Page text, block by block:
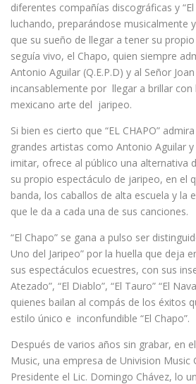
diferentes compañías discográficas y “El
luchando, preparándose musicalmente
que su sueño de llegar a tener su
seguía vivo, el Chapo, quien siempre
Antonio Aguilar (Q.E.P.D) y al Señor
incansablemente por llegar a brillar con
mexicano arte del jaripeo.
Si bien es cierto que “EL CHAPO”
grandes artistas como Antonio Aguilar y
imitar, ofrece al público una alternativa
su propio espectáculo de jaripeo, en el
banda, los caballos de alta escuela y la
que le da a cada una de sus canciones.
“El Chapo” se gana a pulso ser
Uno del Jaripeo” por la huella que deja
sus espectáculos ecuestres, con sus
Atezado”, “El Diablo”, “El Tauro” “El
quienes bailan al compás de los éxitos
estilo único e inconfundible “El Chapo”.
Después de varios años sin grabar, en
Music, una empresa de Univision
Presidente el Lic. Domingo Chávez, lo